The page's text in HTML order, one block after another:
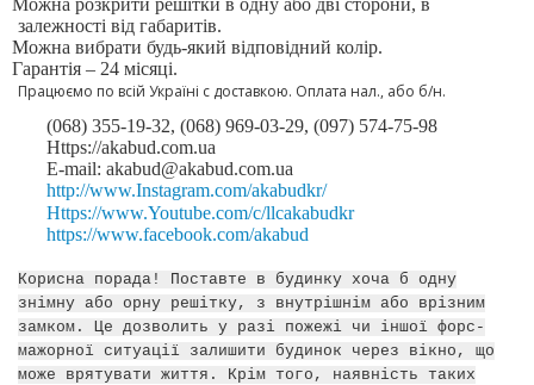
Можна розкрити решітки в одну або дві сторони, в
залежності від габаритів.
Можна вибрати будь-який відповідний колір.
Гарантія – 24 місяці.
Працюємо по всій Україні с доставкою. Оплата нал., або б/н.
(068) 355-19-32, (068) 969-03-29, (097) 574-75-98
Https://akabud.com.ua
E-mail: akabud@akabud.com.ua
http://www.Instagram.com/akabudkr/
Https://www.Youtube.com/c/llcakabudkr
https://www.facebook.com/akabud
Корисна порада! Поставте в будинку хоча б одну
знімну або орну решітку, з внутрішнім або врізним
замком. Це дозволить у разі пожежі чи іншої форс-
мажорної ситуації залишити будинок через вікно, що
може врятувати життя. Крім того, наявність таких